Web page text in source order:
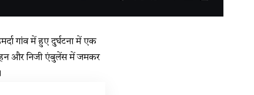
गांव में हुए दुर्घटना में एक
और निजी एंबुलेंस में जमकर